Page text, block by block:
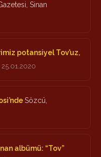
Sinan
potansiyel Tov’uz,
25.01.2020
Sözcü,
albümü: “Tov”